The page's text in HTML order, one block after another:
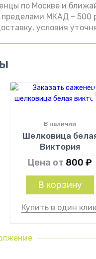
по Москве и
МКАД – 500
условия
Шелковица
Виктория
В наличии
Цена от 800₽
В корзину
Купить в один